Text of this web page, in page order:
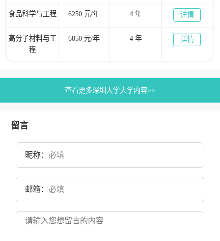
食品科学与工程 6250 元/年 4 年 详情
高分子材料与工
程
6850 元/年 4 年 详情
查看更多深圳大学大学内容>>
留言
昵称：
邮箱：